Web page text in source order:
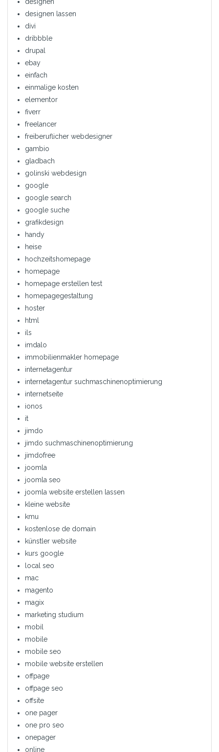
designen lassen
divi
dribbble
drupal
ebay
einfach
einmalige kosten
elementor
fiverr
freelancer
freiberuflicher webdesigner
gambio
gladbach
golinski webdesign
google
google search
google suche
grafikdesign
handy
heise
hochzeitshomepage
homepage
homepage erstellen test
homepagegestaltung
hoster
html
ils
imdalo
immobilienmakler homepage
internetagentur
internetagentur suchmaschinenoptimierung
internetseite
ionos
it
jimdo
jimdo suchmaschinenoptimierung
jimdofree
joomla
joomla seo
joomla website erstellen lassen
kleine website
kmu
kostenlose de domain
künstler website
kurs google
local seo
mac
magento
magix
marketing studium
mobil
mobile
mobile seo
mobile website erstellen
offpage
offpage seo
offsite
one pager
one pro seo
onepager
online